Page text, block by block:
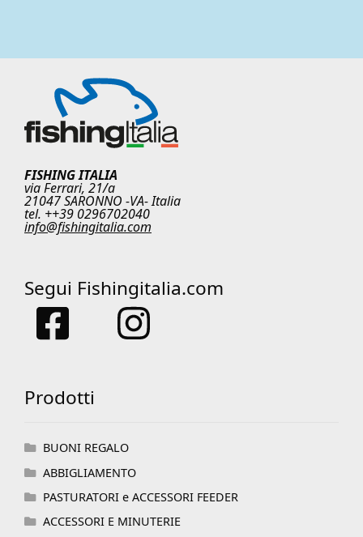
FISHING ITALIA
via Ferrari, 21/a
21047 SARONNO -VA- Italia
tel. ++39 0296702040
info@fishingitalia.com
Segui Fishingitalia.com
Prodotti
BUONI REGALO
ABBIGLIAMENTO
PASTURATORI e ACCESSORI FEEDER
ACCESSORI E MINUTERIE